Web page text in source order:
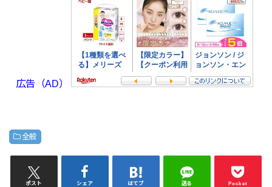
広告（AD）
全般
ポスト シェア はてブ 送る Pocket